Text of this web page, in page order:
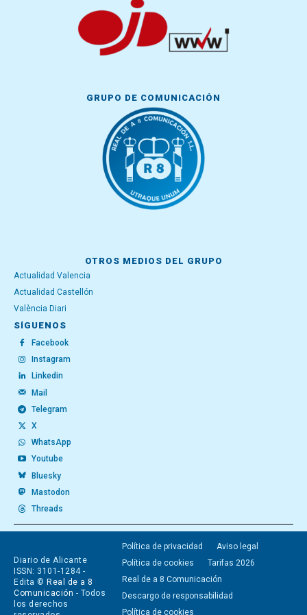
GRUPO DE COMUNICACIÓN
OTROS MEDIOS DEL GRUPO
Actualidad Valencia
Actualidad Castellón
València Diari
SÍGUENOS
Facebook
Instagram
Linkedin
Mail
Telegram
X
WhatsApp
Youtube
Bluesky
Mastodon
Threads
Diario de Alicante
ISSN: 3101-1284 -
Edita © Real de a 8
Comunicación - Todos
los derechos
Política de privacidad
Aviso legal
Política de cookies
Tarifas 2026
Real de a 8 Comunicación
Descargo de responsabilidad
Política de cookies